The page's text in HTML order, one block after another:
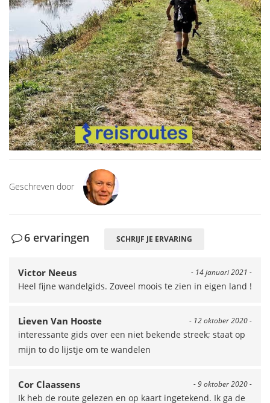
Geschreven door
6 ervaringen SCHRIJF JE ERVARING
- 14 januari 2021 -
Victor Neeus
Heel fijne wandelgids. Zoveel moois te zien in eigen land !
- 12 oktober 2020 -
Lieven Van Hooste
interessante gids over een niet bekende streek; staat op
mijn to do lijstje om te wandelen
- 9 oktober 2020 -
Cor Claassens
Ik heb de route gelezen en op kaart ingetekend. Ik ga de